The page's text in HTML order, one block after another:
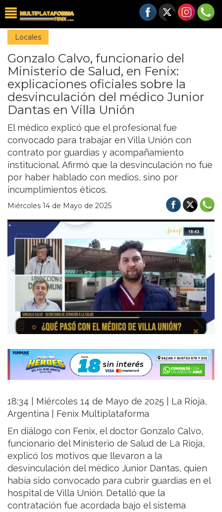
Locales
Gonzalo Calvo, funcionario del
Ministerio de Salud, en Fenix:
explicaciones oficiales sobre la
desvinculación del médico Junior
Dantas en Villa Unión
El médico explicó que el profesional fue
convocado para trabajar en Villa Unión con
contrato por guardias y acompañamiento
institucional. Afirmó que la desvinculación no fue
por haber hablado con medios, sino por
incumplimientos éticos.
Miércoles 14 de Mayo de 2025
18:34 | Miércoles 14 de Mayo de 2025 | La Rioja,
Argentina | Fenix Multiplataforma
En diálogo con Fenix, el doctor Gonzalo Calvo,
funcionario del Ministerio de Salud de La Rioja,
explicó los motivos que llevaron a la
desvinculación del médico Junior Dantas, quien
había sido convocado para cubrir guardias en el
hospital de Villa Unión. Detalló que la
contratación fue acordada bajo el sistema